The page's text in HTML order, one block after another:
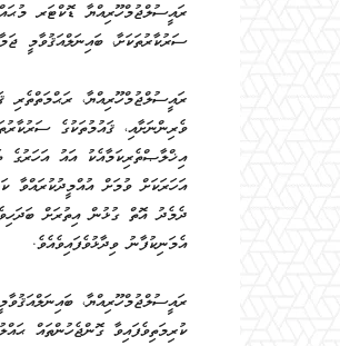
ރައީސުލްޖުމްހޫރިއްޔާ ޑޮކްޓަރ
ސަރުކާރުތަކަށާ، ބައިނަލްއަޤުވާމީ
ރައީސުލްޖުމްހޫރިއްޔާ،
ވެރިންނަށާއި، ޤައުމުތަކުގެ
އިޚްލާޞްތެރިކަމާއެކު އައު އަހަރުގެ
އަހަރަކަށް ވުމަށް އުއްމީދުކުރައްވާ
ދެމެދު އޮތް ގުޅުން އިތުރަށް
އެމަނިކުފާނު ވިދާޅުވެފައިވެއެވެ.
ރައީސުލްޖުމްހޫރިއްޔާ،
ކުރިމަތިވެފައިވާ ގޮންޖެހުންތައް